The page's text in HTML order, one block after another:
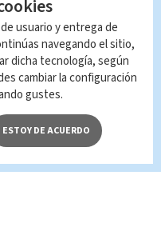
total o
esta página, mismo
constituye una
conformidad con las
usuario y entrega de
navegando el sitio,
dicha tecnología, según
cambiar la configuración
gustes.
ESTOY DE ACUERDO